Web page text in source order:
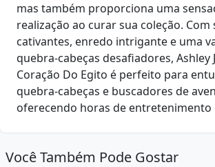
mas também proporciona uma
realização ao curar sua coleção. Com
cativantes, enredo intrigante e uma
quebra-cabeças desafiadores, Ashley
Coração Do Egito é perfeito para
quebra-cabeças e buscadores de
oferecendo horas de entretenimento
Você Também Pode Gostar